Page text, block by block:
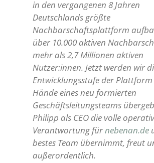
in den vergangenen 8 Jahren
Deutschlands größte
Nachbarschaftsplattform
über 10.000 aktiven
mehr als 2,7 Millionen aktiven
Nutzer:innen. Jetzt werden wir
Entwicklungsstufe der
Hände eines neu formierten
Geschäftsleitungsteams
Philipp als CEO die volle
Verantwortung fürnebenan.de
bestes Team übernimmt, freut
außerordentlich.